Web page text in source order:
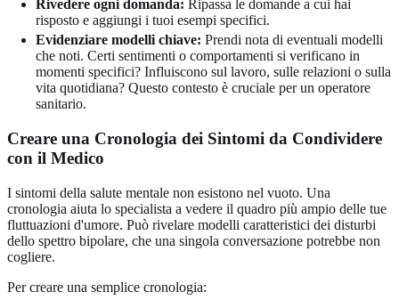
Rivedere ogni domanda: Ripassa le domande a cui hai
risposto e aggiungi i tuoi esempi specifici.
Evidenziare modelli chiave: Prendi nota di eventuali modelli
che noti. Certi sentimenti o comportamenti si verificano in
momenti specifici? Influiscono sul lavoro, sulle relazioni o sulla
vita quotidiana? Questo contesto è cruciale per un operatore
sanitario.
Creare una Cronologia dei Sintomi da Condividere
con il Medico
I sintomi della salute mentale non esistono nel vuoto. Una
cronologia aiuta lo specialista a vedere il quadro più ampio delle tue
fluttuazioni d'umore. Può rivelare modelli caratteristici dei disturbi
dello spettro bipolare, che una singola conversazione potrebbe non
cogliere.
Per creare una semplice cronologia: